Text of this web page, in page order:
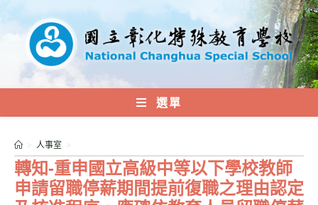
轉
內
選單
轉知-重申國立高級中等以下學校教師
申請留職停薪期間提前復職之理由認定
> 人事室 >